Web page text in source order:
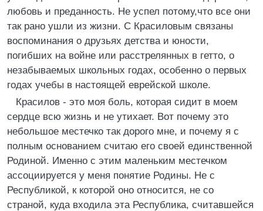
любовь и преданность. Не успел потому,что все они
так рано ушли из жизни. С Красиловым связаны
воспоминания о друзьях детства и юности,
погибших на войне или расстрелянных в гетто, о
незабываемых школьных годах, особенно о первых
годах учебы в настоящей еврейской школе.
Красилов - это моя боль, которая сидит в моем
сердце всю жизнь и не утихает. Вот почему это
небольшое местечко так дорого мне, и почему я с
полным основанием считаю его своей единственной
Родиной. Именно с этим маленьким местечком
ассоциируется у меня понятие Родины. Не с
Республикой, к которой оно относится, не со
страной, куда входила эта Республика, считавшейся